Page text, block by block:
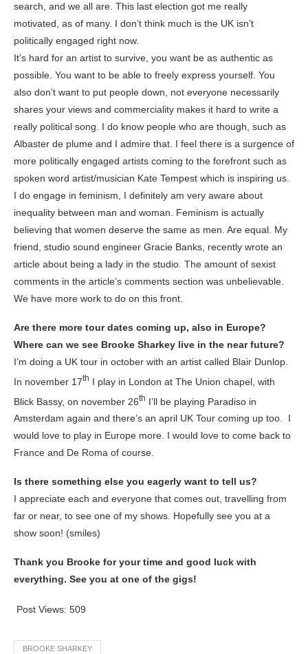
search, and we all are. This last election got me really
motivated, as of many. I don’t think much is the UK isn’t
politically engaged right now.
It’s hard for an artist to survive, you want be as authentic as
possible. You want to be able to freely express yourself. You
also don’t want to put people down, not everyone necessarily
shares your views and commerciality makes it hard to write a
really political song. I do know people who are though, such as
Albaster de plume and I admire that. I feel there is a surgence of
more politically engaged artists coming to the forefront such as
spoken word artist/musician Kate Tempest which is inspiring us.
I do engage in feminism, I definitely am very aware about
inequality between man and woman. Feminism is actually
believing that women deserve the same as men. Are equal. My
friend, studio sound engineer Gracie Banks, recently wrote an
article about being a lady in the studio. The amount of sexist
comments in the article’s comments section was unbelievable.
We have more work to do on this front.
Are there more tour dates coming up, also in Europe?
Where can we see Brooke Sharkey live in the near future?
I’m doing a UK tour in october with an artist called Blair Dunlop.
In november 17th I play in London at The Union chapel, with
Blick Bassy, on november 26th I’ll be playing Paradiso in
Amsterdam again and there’s an april UK Tour coming up too. I
would love to play in Europe more. I would love to come back to
France and De Roma of course.
Is there something else you eagerly want to tell us?
I appreciate each and everyone that comes out, travelling from
far or near, to see one of my shows. Hopefully see you at a
show soon! (smiles)
Thank you Brooke for your time and good luck with
everything. See you at one of the gigs!
Post Views: 509
BROOKE SHARKEY